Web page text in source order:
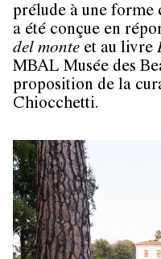
prélude à une
a été conçue en
del monte et au livre
MBAL Musée des
proposition de la
Chiocchetti.